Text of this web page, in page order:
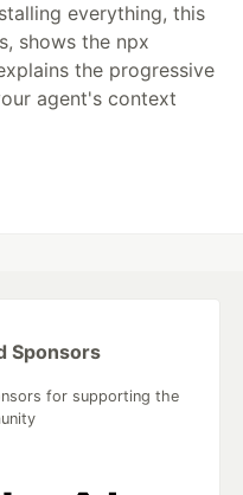
everything, this
shows the npx
the progressive
agent's context
Sponsors
for supporting the